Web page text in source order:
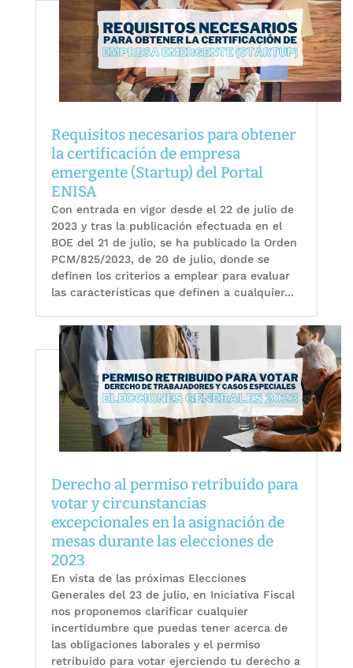
Requisitos necesarios para obtener
la certificación de empresa
emergente (Startup) del Portal
ENISA
Con entrada en vigor desde el 22 de julio de
2023 y tras la publicación efectuada en el
BOE del 21 de julio, se ha publicado la Orden
PCM/825/2023, de 20 de julio, donde se
definen los criterios a emplear para evaluar
las características que definen a cualquier...
Derecho al permiso retribuido para
votar y circunstancias
excepcionales en la asignación de
mesas durante las elecciones de
2023
En vista de las próximas Elecciones
Generales del 23 de julio, en Iniciativa Fiscal
nos proponemos clarificar cualquier
incertidumbre que puedas tener acerca de
las obligaciones laborales y el permiso
retribuido para votar ejerciendo tu derecho a